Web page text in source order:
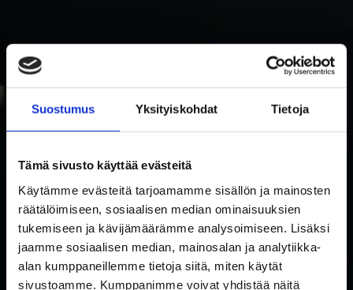
Suostumus Yksityiskohdat Tietoja
Tämä sivusto käyttää evästeitä
Käytämme evästeitä tarjoamamme sisällön ja mainosten
räätälöimiseen, sosiaalisen median ominaisuuksien
tukemiseen ja kävijämäärämme analysoimiseen. Lisäksi
jaamme sosiaalisen median, mainosalan ja analytiikka-
alan kumppaneillemme tietoja siitä, miten käytät
sivustoamme. Kumppanimme voivat yhdistää näitä
Tilaa uutiskirje ja saat ensimmäisenä tietoa uutuuksista ja
tarjouksista!
Suostumus
*
Hyväksyn tietosuojaselosteen mukaisen tietojeni käytön.
Sähköposti